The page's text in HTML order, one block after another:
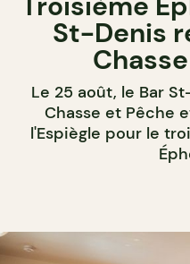
St-Denis
Le 25 août, le Bar
Chasse et Pêche
l'Espiègle pour le